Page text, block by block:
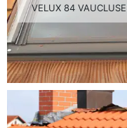
VELUX 84 VAUCLUSE